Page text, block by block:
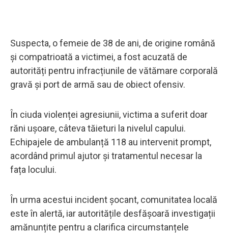
Suspecta, o femeie de 38 de ani, de origine română
și compatrioată a victimei, a fost acuzată de
autorități pentru infracțiunile de vătămare corporală
gravă și port de armă sau de obiect ofensiv.
În ciuda violenței agresiunii, victima a suferit doar
răni ușoare, câteva tăieturi la nivelul capului.
Echipajele de ambulanță 118 au intervenit prompt,
acordând primul ajutor și tratamentul necesar la
fața locului.
În urma acestui incident șocant, comunitatea locală
este în alertă, iar autoritățile desfășoară investigații
amănunțite pentru a clarifica circumstanțele